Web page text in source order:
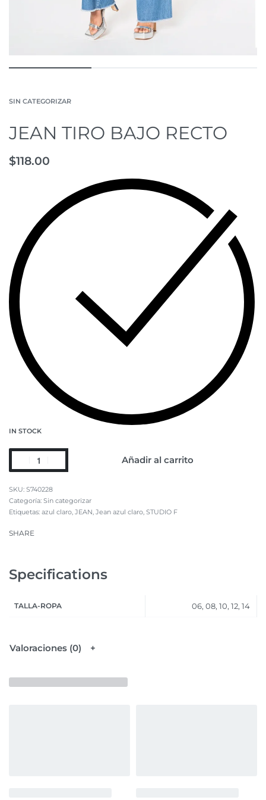
SIN CATEGORIZAR
JEAN TIRO BAJO RECTO
$118.00
IN STOCK
Añadir al carrito
S740228
Categoría: Sin categorizar
Etiquetas: azul claro, JEAN, Jean azul claro, STUDIO F
SHARE
Specifications
TALLA-ROPA 06, 08, 10, 12, 14
Valoraciones (0)